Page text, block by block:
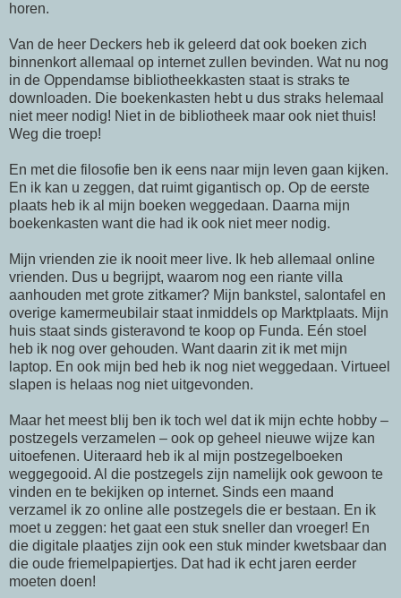
horen.
Van de heer Deckers heb ik geleerd dat ook boeken zich
binnenkort allemaal op internetzullen bevinden. Wat nu nog
in de Oppendamse bibliotheekkasten staat is straks te
downloaden. Die boekenkasten hebt u dus straks helemaal
niet meer nodig! Niet in de bibliotheek maar ook niet thuis!
Weg die troep!
En met die filosofie ben ik eens naar mijn leven gaan kijken.
En ik kan u zeggen, dat ruimt gigantisch op. Op de eerste
plaats heb ik al mijn boeken weggedaan. Daarna mijn
boekenkasten want die had ik ook niet meer nodig.
Mijn vrienden zie ik nooit meer live. Ik heb allemaal online
vrienden. Dus u begrijpt, waarom nog een riante villa
aanhouden met grote zitkamer? Mijn bankstel, salontafel en
overige kamermeubilair staat inmiddels op Marktplaats. Mijn
huis staat sinds gisteravond te koop op Funda. Eén stoel
heb ik nog over gehouden. Want daarin zit ik met mijn
laptop. En ook mijn bed heb ik nog niet weggedaan. Virtueel
slapen is helaas nog niet uitgevonden.
Maar het meest blij ben ik toch wel dat ik mijn echte hobby –
postzegels verzamelen – ook op geheel nieuwe wijze kan
uitoefenen. Uiteraard heb ik al mijn postzegelboeken
weggegooid. Al die postzegels zijn namelijk ook gewoon te
vinden en te bekijken op internet. Sinds een maand
verzamel ik zo online alle postzegels die er bestaan. En ik
moet u zeggen: hetgaateen stuk sneller dan vroeger! En
die digitale plaatjes zijn ook een stuk minder kwetsbaar dan
die oude friemelpapiertjes. Dat had ik echt jaren eerder
moeten doen!